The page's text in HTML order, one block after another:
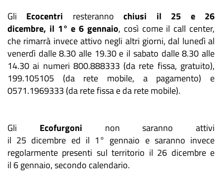
Gli Ecocentri resterannochiusi il 25 e 26
dicembre, il 1° e 6 gennaio, così come il call center,
che rimarrà invece attivo negli altri giorni, dal lunedì al
venerdì dalle 8.30 alle 19.30 e il sabato dalle 8.30 alle
14.30 ai numeri 800.888333 (da rete fissa, gratuito),
199.105105 (da rete mobile, a pagamento) e
0571.1969333 (da rete fissa e da rete mobile).
Gli Ecofurgoni non saranno attivi
il 25 dicembre ed il 1° gennaio e saranno invece
regolarmente presenti sul territorio il 26 dicembre e
il 6 gennaio, secondo calendario.